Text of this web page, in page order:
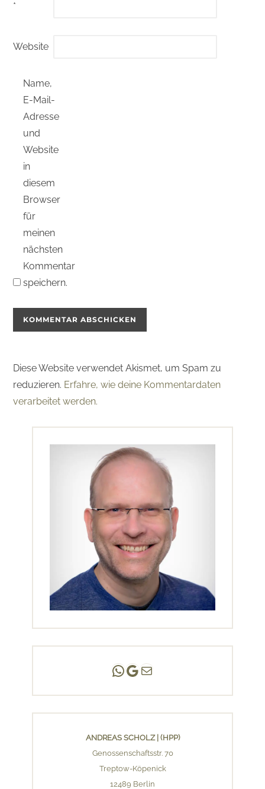
*
Website
Name,
E-Mail-
Adresse
und
Website
in
diesem
Browser
für
meinen
nächsten
Kommentar
speichern.
Diese Website verwendet Akismet, um Spam zu
reduzieren. Erfahre, wie deine Kommentardaten
verarbeitet werden.
Andreas Scholz | (HPP)
Praxis Adlershof
E-Mail an mich ...
ANDREAS SCHOLZ | (HPP)
Genossenschaftsstr. 70
Treptow-Köpenick
12489 Berlin